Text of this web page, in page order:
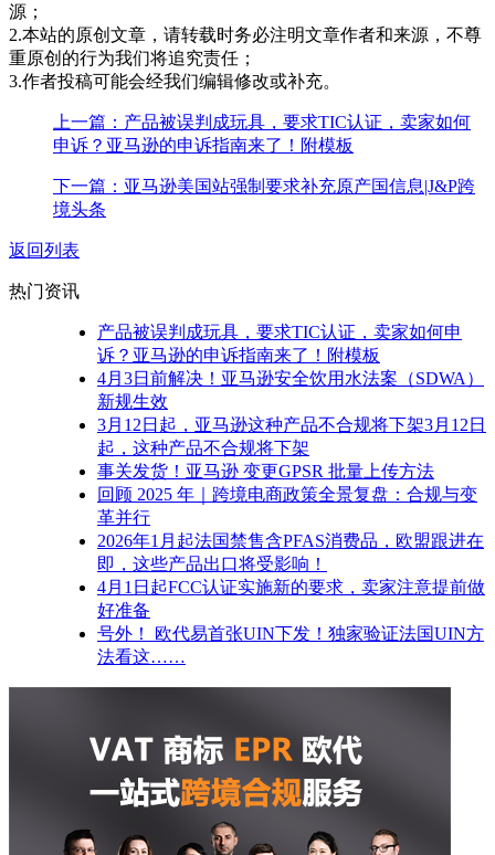
源；
2.本站的原创文章，请转载时务必注明文章作者和来源，不尊
重原创的行为我们将追究责任；
3.作者投稿可能会经我们编辑修改或补充。
上一篇：产品被误判成玩具，要求TIC认证，卖家如何
申诉？亚马逊的申诉指南来了！附模板
下一篇：亚马逊美国站强制要求补充原产国信息|J&P跨
境头条
返回列表
热门资讯
产品被误判成玩具，要求TIC认证，卖家如何申
诉？亚马逊的申诉指南来了！附模板
4月3日前解决！亚马逊安全饮用水法案（SDWA）
新规生效
3月12日起，亚马逊这种产品不合规将下架3月12日
起，这种产品不合规将下架
事关发货！亚马逊 变更GPSR 批量上传方法
回顾 2025 年｜跨境电商政策全景复盘：合规与变
革并行
2026年1月起法国禁售含PFAS消费品，欧盟跟进在
即，这些产品出口将受影响！
4月1日起FCC认证实施新的要求，卖家注意提前做
好准备
号外！ 欧代易首张UIN下发！独家验证法国UIN方
法看这……